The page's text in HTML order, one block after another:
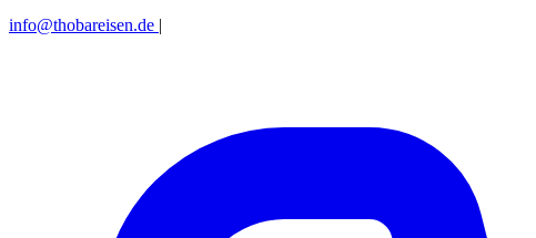
info@thobareisen.de |